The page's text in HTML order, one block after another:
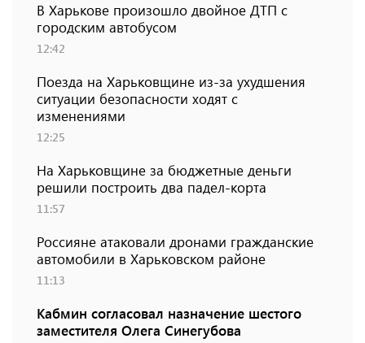
В Харькове произошло двойное ДТП с
городским автобусом
12:42
Поезда на Харьковщине из-за ухудшения
ситуации безопасности ходят с
изменениями
12:25
На Харьковщине за бюджетные деньги
решили построить два падел-корта
11:57
Россияне атаковали дронами гражданские
автомобили в Харьковском районе
11:13
Кабмин согласовал назначение шестого
заместителя Олега Синегубова